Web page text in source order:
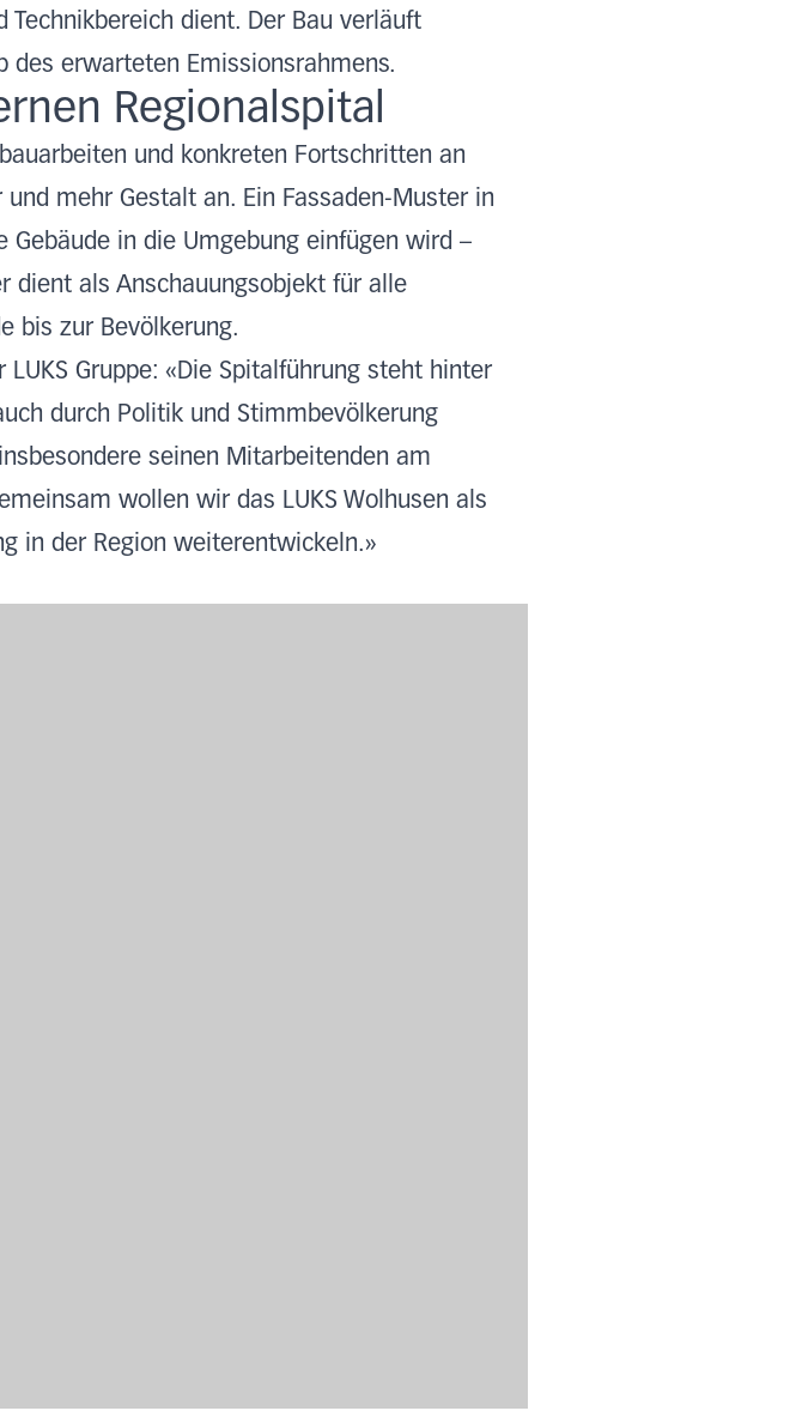
Technikbereich dient. Der Bau verläuft
des erwarteten Emissionsrahmens.
Regionalspital
und konkreten Fortschritten an
mehr Gestalt an. Ein Fassaden-Muster in
in die Umgebung einfügen wird –
dient als Anschauungsobjekt für alle
bis zur Bevölkerung.
Gruppe: «Die Spitalführung steht hinter
durch Politik und Stimmbevölkerung
seinen Mitarbeitenden am
wollen wir das LUKS Wolhusen als
in der Region weiterentwickeln.»